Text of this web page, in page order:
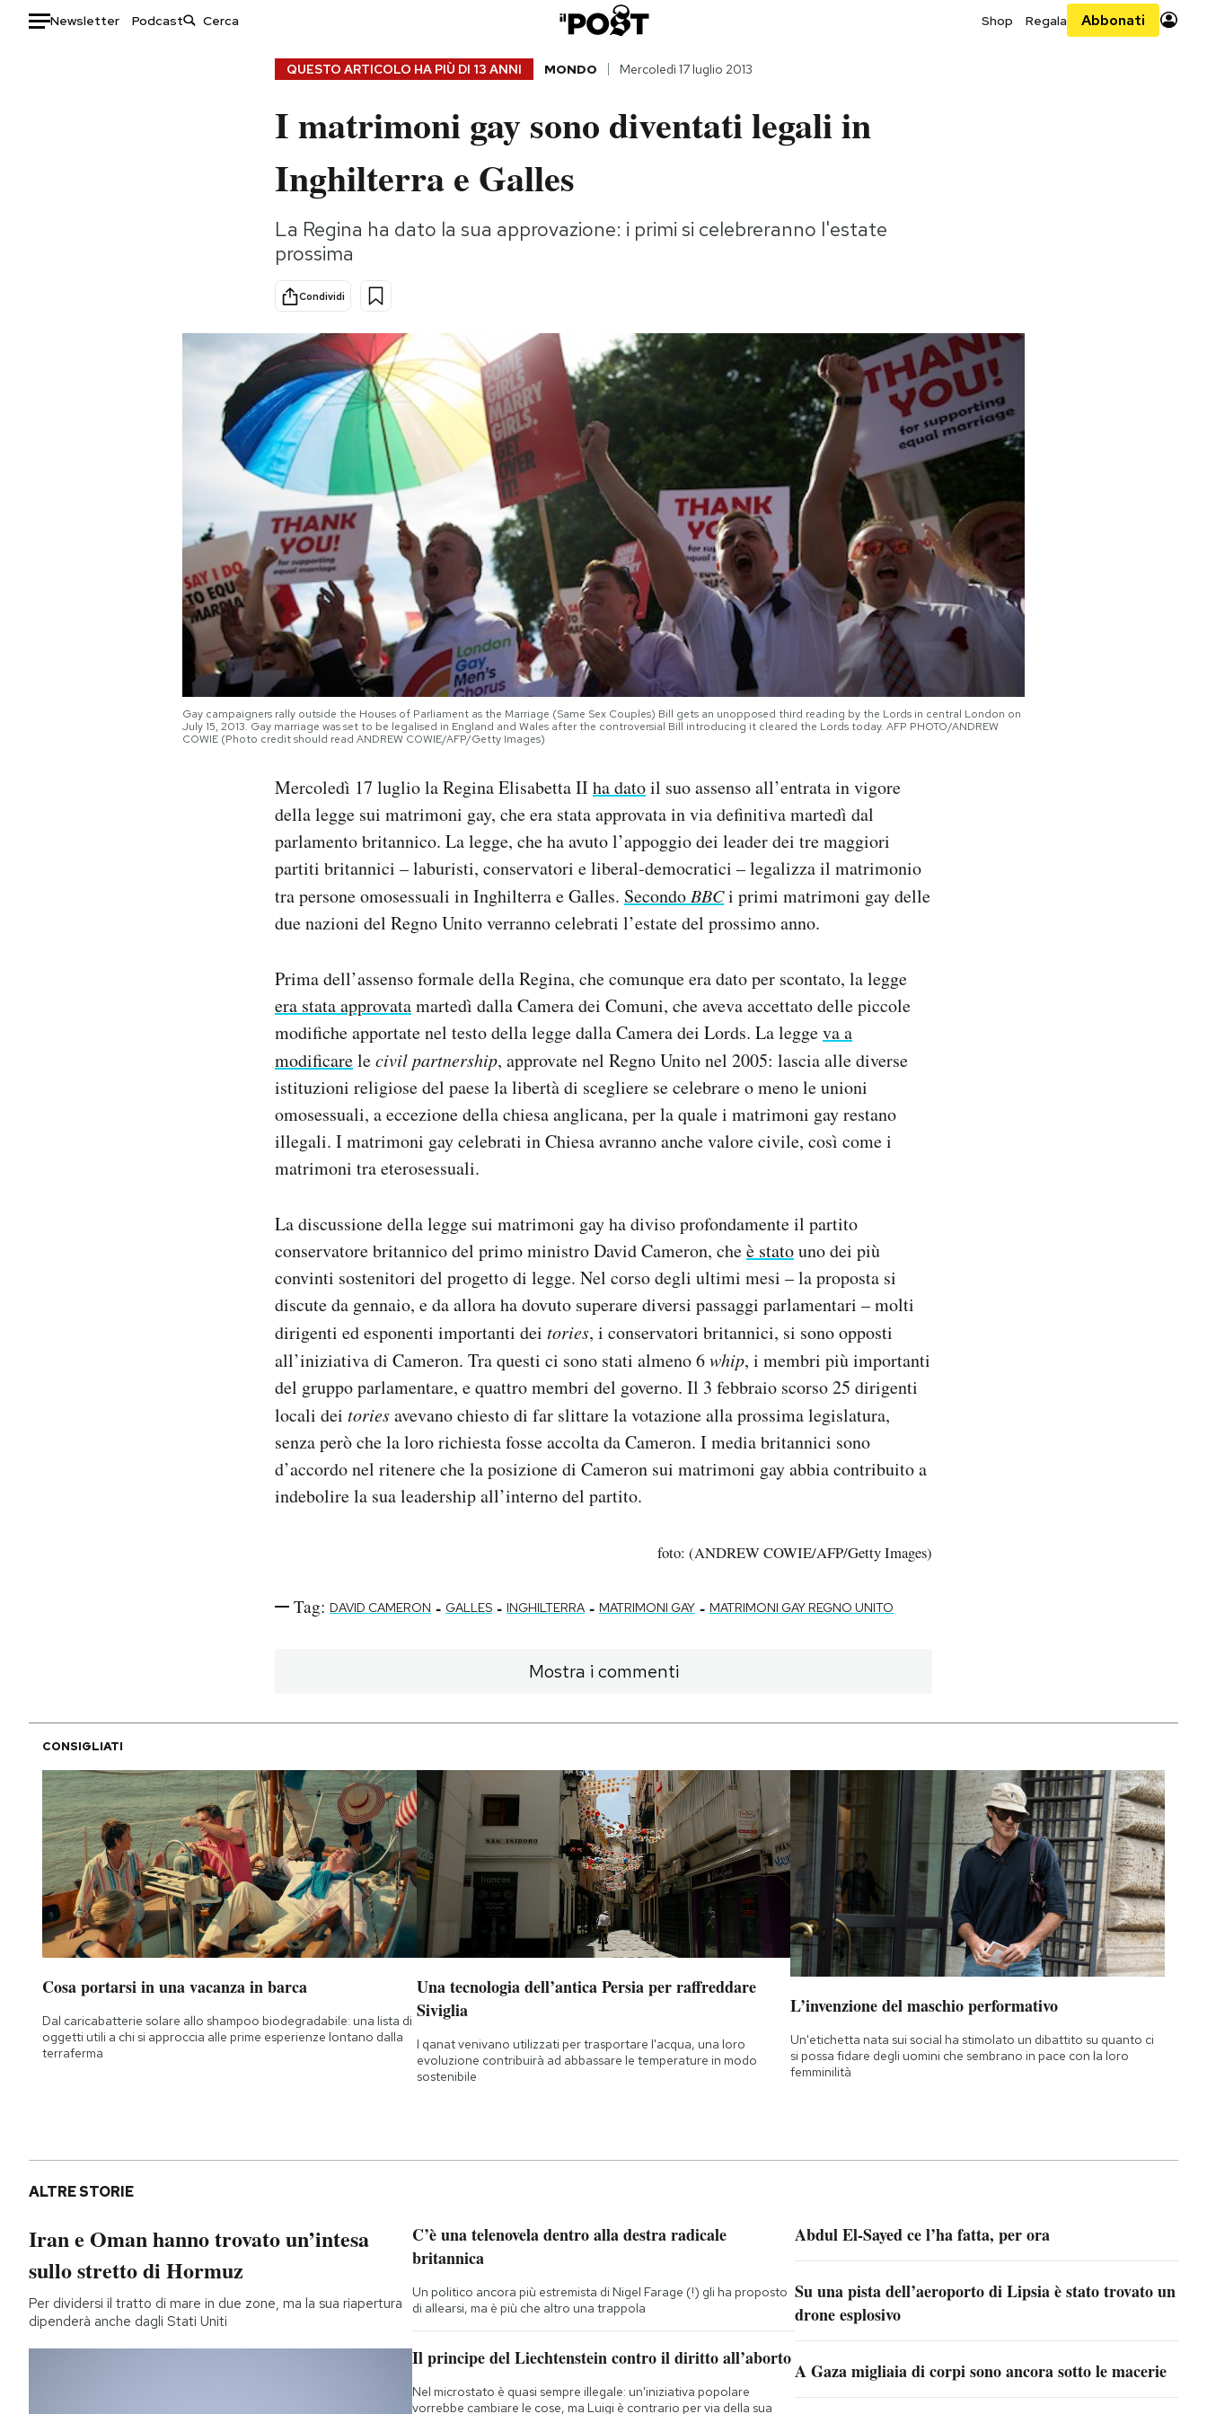
Newsletter Podcast Shop Regala Abbonati
Storie/Idee
Ok Boomer!
Altrecose
Mondiali calcio 2026
AREA PERSONALE
QUESTO ARTICOLO HA PIÙ DI 13 ANNI MONDO Mercoledì 17 luglio 2013
I matrimoni gay sono diventati legali in
Inghilterra e Galles
La Regina ha dato la sua approvazione: i primi si celebreranno l'estate
prossima
Condividi
Gay campaigners rally outside the Houses of Parliament as the Marriage (Same Sex Couples) Bill gets an unopposed third reading by the Lords in central London on
July 15, 2013. Gay marriage was set to be legalised in England and Wales after the controversial Bill introducing it cleared the Lords today. AFP PHOTO/ANDREW
COWIE (Photo credit should read ANDREW COWIE/AFP/Getty Images)
Mercoledì 17 luglio la Regina Elisabetta IIha datoil suo assenso all’entrata in vigore
della legge sui matrimoni gay, che era stata approvata in via definitiva martedì dal
parlamento britannico. La legge, che ha avuto l’appoggio dei leader dei tre maggiori
partiti britannici – laburisti, conservatori e liberal-democratici – legalizza il matrimonio
tra persone omosessuali in Inghilterra e Galles. SecondoBBCi primi matrimoni gay delle
due nazioni del Regno Unito verranno celebrati l’estate del prossimo anno.
Prima dell’assenso formale della Regina, che comunque era dato per scontato, la legge
era stata approvatamartedì dalla Camera dei Comuni, che aveva accettato delle piccole
modifiche apportate nel testo della legge dalla Camera dei Lords. La leggeva a
modificarelecivil partnership, approvate nel Regno Unito nel 2005: lascia alle diverse
istituzioni religiose del paese la libertà di scegliere se celebrare o meno le unioni
omosessuali, a eccezione della chiesa anglicana, per la quale i matrimoni gay restano
illegali. I matrimoni gay celebrati in Chiesa avranno anche valore civile, così come i
matrimoni tra eterosessuali.
La discussione della legge sui matrimoni gay ha diviso profondamente il partito
conservatore britannico del primo ministro David Cameron, cheè statouno dei più
convinti sostenitori del progetto di legge. Nel corso degli ultimi mesi – la proposta si
discute da gennaio, e da allora ha dovuto superare diversi passaggi parlamentari – molti
dirigenti ed esponenti importanti dei tories, i conservatori britannici, si sono opposti
all’iniziativa di Cameron. Tra questi ci sono stati almeno 6whip, i membri più importanti
del gruppo parlamentare, e quattro membri del governo. Il 3 febbraio scorso 25 dirigenti
locali dei toriesavevano chiesto di far slittare la votazione alla prossima legislatura,
senza però che la loro richiesta fosse accolta da Cameron. I media britannici sono
d’accordo nel ritenere che la posizione di Cameron sui matrimoni gay abbia contribuito a
indebolire la sua leadership all’interno del partito.
foto: (ANDREW COWIE/AFP/Getty Images)
Tag: DAVID CAMERON - GALLES - INGHILTERRA - MATRIMONI GAY - MATRIMONI GAY REGNO UNITO
Mostra i commenti
CONSIGLIATI
Cosa portarsi in una vacanza in barca
Dal caricabatterie solare allo shampoo biodegradabile: una lista di
oggetti utili a chi si approccia alle prime esperienze lontano dalla
terraferma
Una tecnologia dell’antica Persia per raffreddare
Siviglia
I qanat venivano utilizzati per trasportare l'acqua, una loro
evoluzione contribuirà ad abbassare le temperature in modo
sostenibile
L’invenzione del maschio performativo
Un'etichetta nata sui social ha stimolato un dibattito su quanto ci
si possa fidare degli uomini che sembrano in pace con la loro
femminilità
ALTRE STORIE
Iran e Oman hanno trovato un’intesa
sullo stretto di Hormuz
Per dividersi il tratto di mare in due zone, ma la sua riapertura
dipenderà anche dagli Stati Uniti
C’è una telenovela dentro alla destra radicale
britannica
Un politico ancora più estremista di Nigel Farage (!) gli ha proposto
di allearsi, ma è più che altro una trappola
Il principe del Liechtenstein contro il diritto all’aborto
Nel microstato è quasi sempre illegale: un'iniziativa popolare
vorrebbe cambiare le cose, ma Luigi è contrario per via della sua
Abdul El-Sayed ce l’ha fatta, per ora
Su una pista dell’aeroporto di Lipsia è stato trovato un
drone esplosivo
A Gaza migliaia di corpi sono ancora sotto le macerie